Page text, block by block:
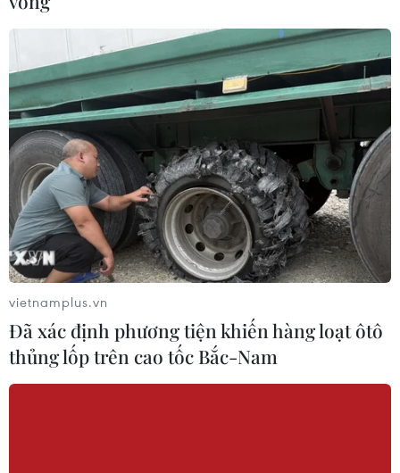
hóa Cơ Tu lần thứ 1
06/08/2026 10:38
Thanh Hóa dự kiến bắn pháo hoa vào
dịp Quốc khánh 2/9
06/08/2026 09:58
Tà áo truyền thống “đan kết” tình
hữu nghị 50 năm Việt Nam-Thái Lan
06/08/2026 07:30
Nâng cấp Quảng Ninh, Bắc Ninh:
vietnamplus.vn
Đã xác định phương tiện khiến hàng loạt ôtô
thủng lốp trên cao tốc Bắc-Nam